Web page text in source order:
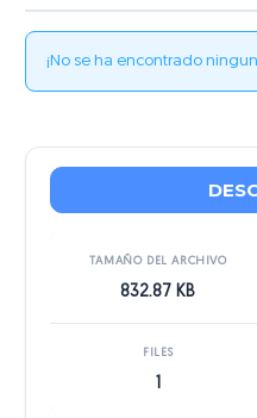
¡No se ha encontrado
TAMAÑO DEL ARCHIVO
832.87 KB
FILES